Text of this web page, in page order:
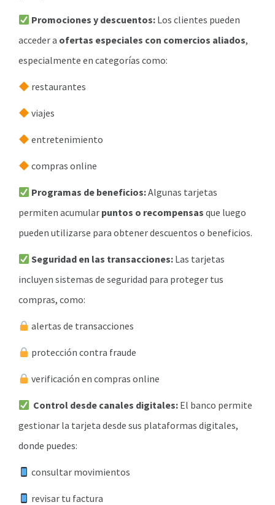
Promociones y descuentos: Los clientes pueden
acceder a ofertas especiales con comercios aliados,
especialmente en categorías como:
restaurantes
viajes
entretenimiento
compras online
Programas de beneficios:Algunas tarjetas
permiten acumular puntos o recompensas que luego
pueden utilizarse para obtener descuentos o beneficios.
Seguridad en las transacciones: Las tarjetas
incluyen sistemas de seguridad para proteger tus
compras, como:
alertas de transacciones
protección contra fraude
verificación en compras online
Control desde canales digitales: El banco permite
gestionar la tarjeta desde sus plataformas digitales,
donde puedes:
consultar movimientos
revisar tu factura